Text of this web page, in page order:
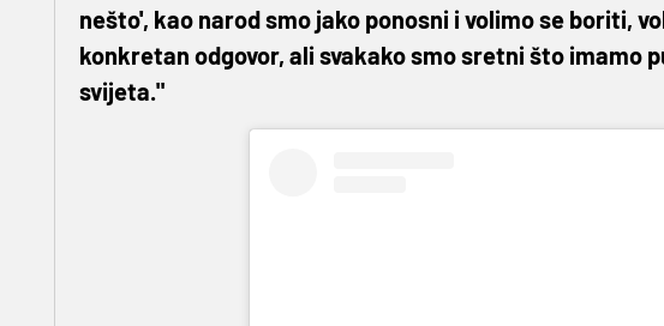
nešto', kao narod smo jako ponosni i volimo se boriti,
konkretan odgovor, ali svakako smo sretni što imamo
svijeta."